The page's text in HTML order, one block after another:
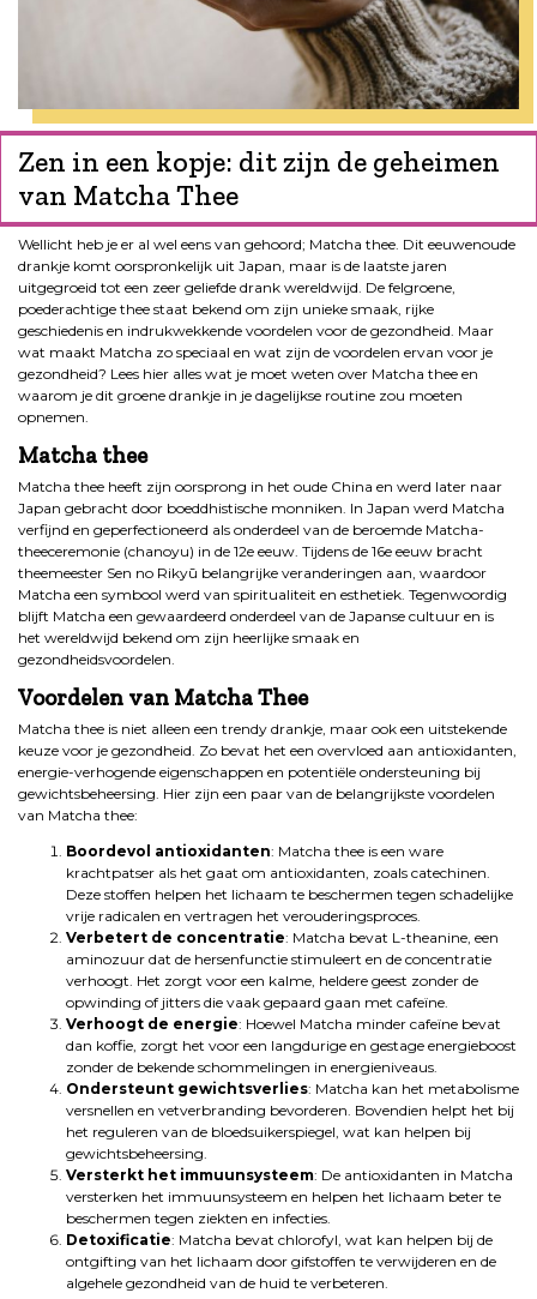
Zen in een kopje: dit zijn de geheimen
van Matcha Thee
Wellicht heb je er al wel eens van gehoord; Matcha thee. Dit eeuwenoude
drankje komt oorspronkelijk uit Japan, maar is de laatste jaren
uitgegroeid tot een zeer geliefde drank wereldwijd. De felgroene,
poederachtige thee staat bekend om zijn unieke smaak, rijke
geschiedenis en indrukwekkende voordelen voor de gezondheid. Maar
wat maakt Matcha zo speciaal en wat zijn de voordelen ervan voor je
gezondheid? Lees hier alles wat je moet weten over Matcha thee en
waarom je dit groene drankje in je dagelijkse routine zou moeten
opnemen.
Matcha thee
Matcha thee heeft zijn oorsprong in het oude China en werd later naar
Japan gebracht door boeddhistische monniken. In Japan werd Matcha
verfijnd en geperfectioneerd als onderdeel van de beroemde Matcha-
theeceremonie (chanoyu) in de 12e eeuw. Tijdens de 16e eeuw bracht
theemeester Sen no Rikyū belangrijke veranderingen aan, waardoor
Matcha een symbool werd van spiritualiteit en esthetiek. Tegenwoordig
blijft Matcha een gewaardeerd onderdeel van de Japanse cultuur en is
het wereldwijd bekend om zijn heerlijke smaak en
gezondheidsvoordelen.
Voordelen van Matcha Thee
Matcha thee is niet alleen een trendy drankje, maar ook een uitstekende
keuze voor je gezondheid. Zo bevat het een overvloed aan antioxidanten,
energie-verhogende eigenschappen en potentiële ondersteuning bij
gewichtsbeheersing. Hier zijn een paar van de belangrijkste voordelen
van Matcha thee:
Boordevol antioxidanten: Matcha thee is een ware
krachtpatser als het gaat om antioxidanten, zoals catechinen.
Deze stoffen helpen het lichaam te beschermen tegen schadelijke
vrije radicalen en vertragen het verouderingsproces.
Verbetert de concentratie: Matcha bevat L-theanine, een
aminozuur dat de hersenfunctie stimuleert en de concentratie
verhoogt. Het zorgt voor een kalme, heldere geest zonder de
opwinding of jitters die vaak gepaard gaan met cafeïne.
Verhoogt de energie: Hoewel Matcha minder cafeïne bevat
dan koffie, zorgt het voor een langdurige en gestage energieboost
zonder de bekende schommelingen in energieniveaus.
Ondersteunt gewichtsverlies: Matcha kan het metabolisme
versnellen en vetverbranding bevorderen. Bovendien helpt het bij
het reguleren van de bloedsuikerspiegel, wat kan helpen bij
gewichtsbeheersing.
Versterkt het immuunsysteem: De antioxidanten in Matcha
versterken het immuunsysteem en helpen het lichaam beter te
beschermen tegen ziekten en infecties.
Detoxificatie: Matcha bevat chlorofyl, wat kan helpen bij de
ontgifting van het lichaam door gifstoffen te verwijderen en de
algehele gezondheid van de huid te verbeteren.